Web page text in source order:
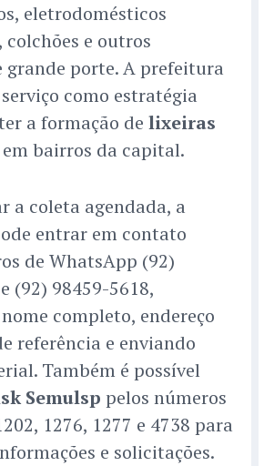
eletrodomésticos
e outros
grande porte. A prefeitura
como estratégia
a formação de lixeiras
em bairros da capital.
a coleta agendada, a
entrar em contato
de WhatsApp (92)
(92) 98459-5618,
completo, endereço
referência e enviando
Também é possível
Semulsp pelos números
1276, 1277 e 4738 para
e solicitações.